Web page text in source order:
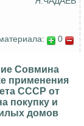
0
Совмина
применения
СССР от
покупку и
домов